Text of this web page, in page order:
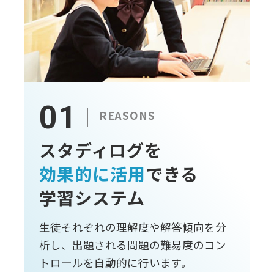
01 REASONS
スタディログを
効果的に活用できる
学習システム
生徒それぞれの理解度や解答傾向を分
析し、出題される問題の難易度のコン
トロールを自動的に行います。